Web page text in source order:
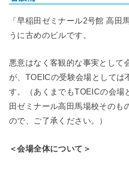
「早稲田ゼミナール2号館 高田
うに古めのビルです。
悪意はなく客観的な事実として
が、TOEICの受験会場としては
す。（あくまでもTOEICの会場
田ゼミナール高田馬場校そのも
ので、ご了承ください。）
＜会場全体について＞